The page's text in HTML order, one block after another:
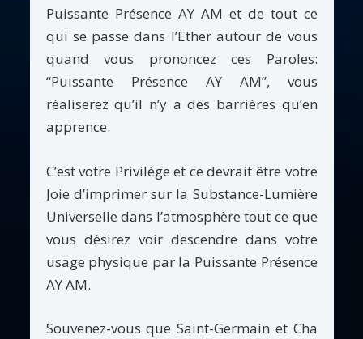
Puissante Présence AY AM et de tout ce
qui se passe dans l’Ether autour de vous
quand vous prononcez ces Paroles:
“Puissante Présence AY AM”, vous
réaliserez qu’il n’y a des barrières qu’en
apprence.
C’est votre Privilège et ce devrait être votre
Joie d’imprimer sur la Substance-Lumière
Universelle dans l’atmosphère tout ce que
vous désirez voir descendre dans votre
usage physique par la Puissante Présence
AY AM.
Souvenez-vous que Saint-Germain et Cha